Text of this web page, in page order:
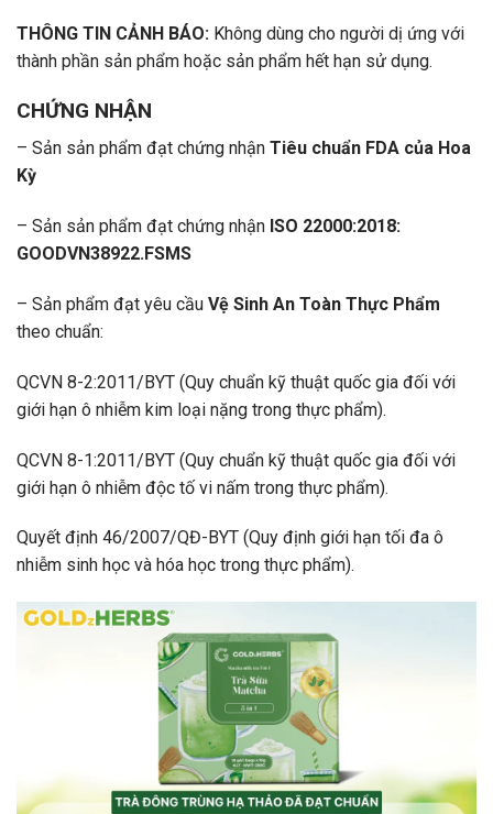
THÔNG TIN CẢNH BÁO: Không dùng cho người dị ứng với
thành phần sản phẩm hoặc sản phẩm hết hạn sử dụng.
CHỨNG NHẬN
– Sản sản phẩm đạt chứng nhận Tiêu chuẩn FDA của Hoa
Kỳ
– Sản sản phẩm đạt chứng nhận ISO 22000:2018:
GOODVN38922.FSMS
– Sản phẩm đạt yêu cầu Vệ Sinh An Toàn Thực Phẩm
theo chuẩn:
QCVN 8-2:2011/BYT (Quy chuẩn kỹ thuật quốc gia đối với
giới hạn ô nhiễm kim loại nặng trong thực phẩm).
QCVN 8-1:2011/BYT (Quy chuẩn kỹ thuật quốc gia đối với
giới hạn ô nhiễm độc tố vi nấm trong thực phẩm).
Quyết định 46/2007/QĐ-BYT (Quy định giới hạn tối đa ô
nhiễm sinh học và hóa học trong thực phẩm).